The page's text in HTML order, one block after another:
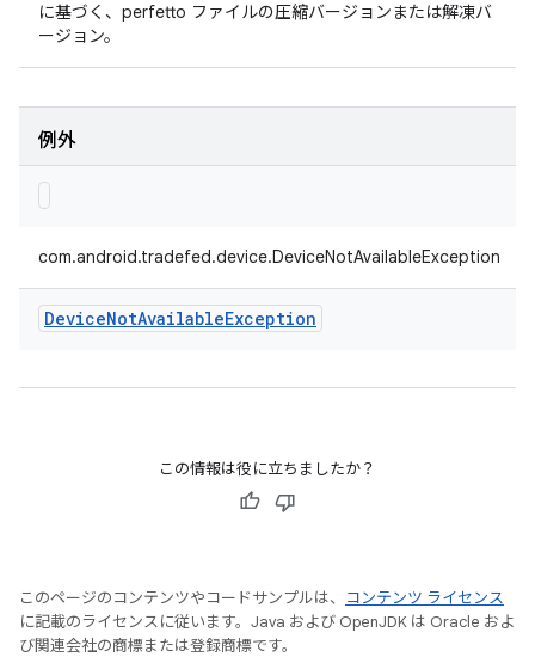
に基づく、perfetto ファイルの圧縮バージョンまたは解凍バ
ージョン。
例外
com.android.tradefed.device.DeviceNotAvailableException
DeviceNotAvailableException
この情報は役に立ちましたか？
このページのコンテンツやコードサンプルは、
コンテンツ ライセンス
に記載のライセンスに従います。Java および OpenJDK は Oracle およ
び関連会社の商標または登録商標です。